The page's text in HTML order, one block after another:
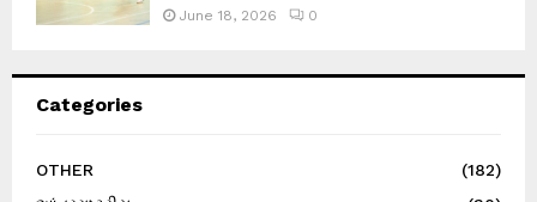
June 18, 2026 0
Categories
OTHER
(182)